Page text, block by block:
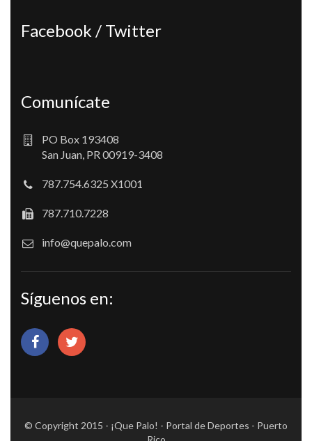
Facebook / Twitter
Comunícate
PO Box 193408
San Juan, PR 00919-3408
787.754.6325 X1001
787.710.7228
info@quepalo.com
Síguenos en:
© Copyright 2015 - ¡Que Palo! - Portal de Deportes - Puerto